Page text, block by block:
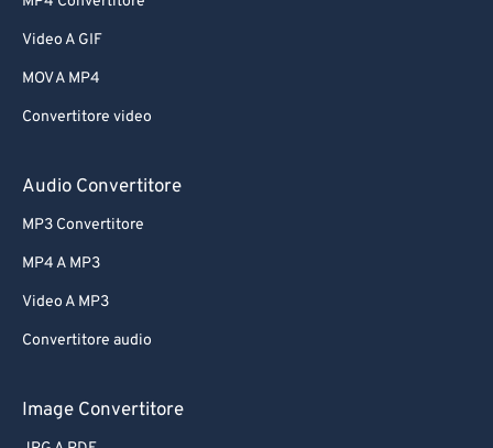
Video A GIF
MOV A MP4
Convertitore video
Audio Convertitore
MP3 Convertitore
MP4 A MP3
Video A MP3
Convertitore audio
Image Convertitore